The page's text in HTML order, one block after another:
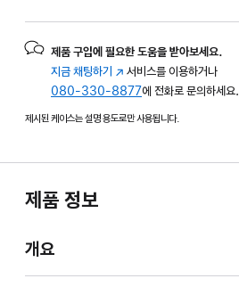
제품 구입에 필요한 도움을 받아보세요.
지금 채팅하기 (새
창에서
열림)
서비스를 이용하거나
080-330-8877에 전화로 문의하세요.
제시된 케이스는 설명 용도로만 사용됩니다.
제품 정보
개요